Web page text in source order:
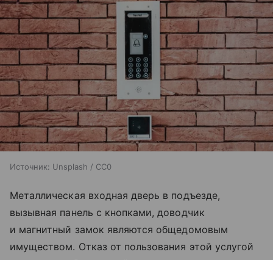
Источник: Unsplash / CC0
Металлическая входная дверь в подъезде,
вызывная панель с кнопками, доводчик
и магнитный замок являются общедомовым
имуществом. Отказ от пользования этой услугой